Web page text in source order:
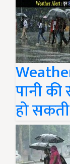
पानी
हो